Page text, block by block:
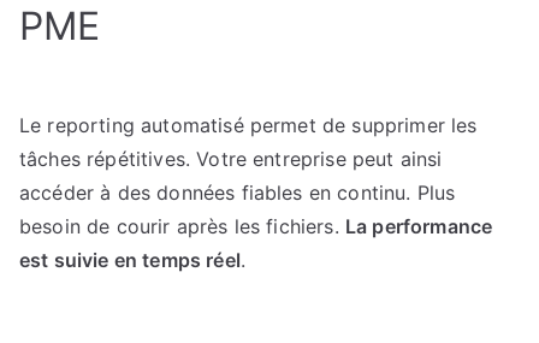
PME
Le reporting automatisé permet de supprimer les
tâches répétitives. Votre entreprise peut ainsi
accéder à des données fiables en continu. Plus
besoin de courir après les fichiers. La performance
est suivie en temps réel.